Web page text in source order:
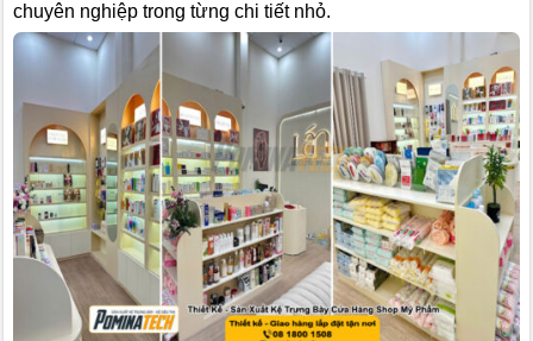
chuyên nghiệp trong từng chi tiết nhỏ.